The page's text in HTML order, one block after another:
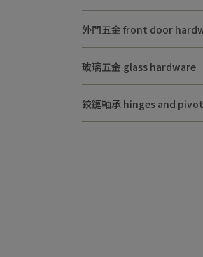
外門五金 front door
玻璃五金 glass hardware
鉸鏈軸承 hinges and